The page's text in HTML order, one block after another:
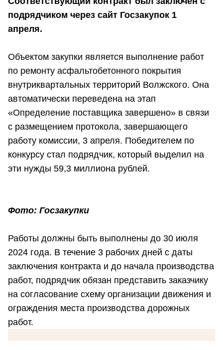
подрядчиком через сайт Госзакупок 1
апреля.
Объектом закупки является выполнение работ
по ремонту асфальтобетонного покрытия
внутриквартальных территорий Волжского. Она
автоматически переведена на этап
«Определение поставщика завершено» в связи
с размещением протокола, завершающего
работу комиссии, 3 апреля. Победителем по
конкурсу стал подрядчик, который выделил на
эти нужды 59,3 миллиона рублей.
Фото: Госзакупки
Работы должны быть выполнены до 30 июля
2024 года. В течение 3 рабочих дней с даты
заключения контракта и до начала производства
работ, подрядчик обязан представить заказчику
на согласование схему организации движения и
ограждения места производства дорожных
работ.